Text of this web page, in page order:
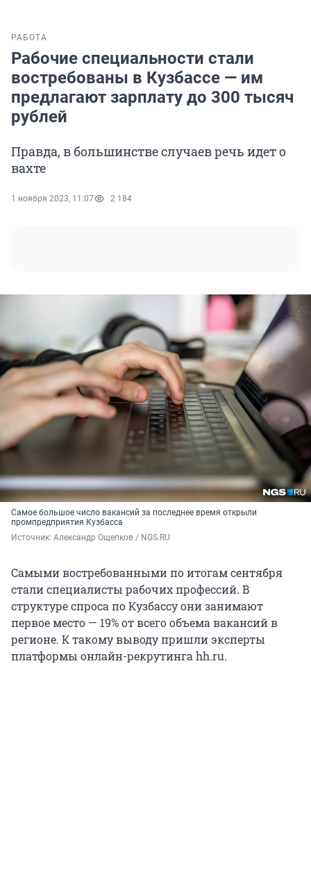
РАБОТА
Рабочие специальности стали
востребованы в Кузбассе — им
предлагают зарплату до 300 тысяч
рублей
Правда, в большинстве случаев речь идет о
вахте
1 ноября 2023, 11:07 2 184
Самое большое число вакансий за последнее время открыли
промпредприятия Кузбасса
Источник: Александр Ощепков / NGS.RU
Самыми востребованными по итогам сентября
стали специалисты рабочих профессий. В
структуре спроса по Кузбассу они занимают
первое место — 19% от всего объема вакансий в
регионе. К такому выводу пришли эксперты
платформы онлайн-рекрутинга hh.ru.